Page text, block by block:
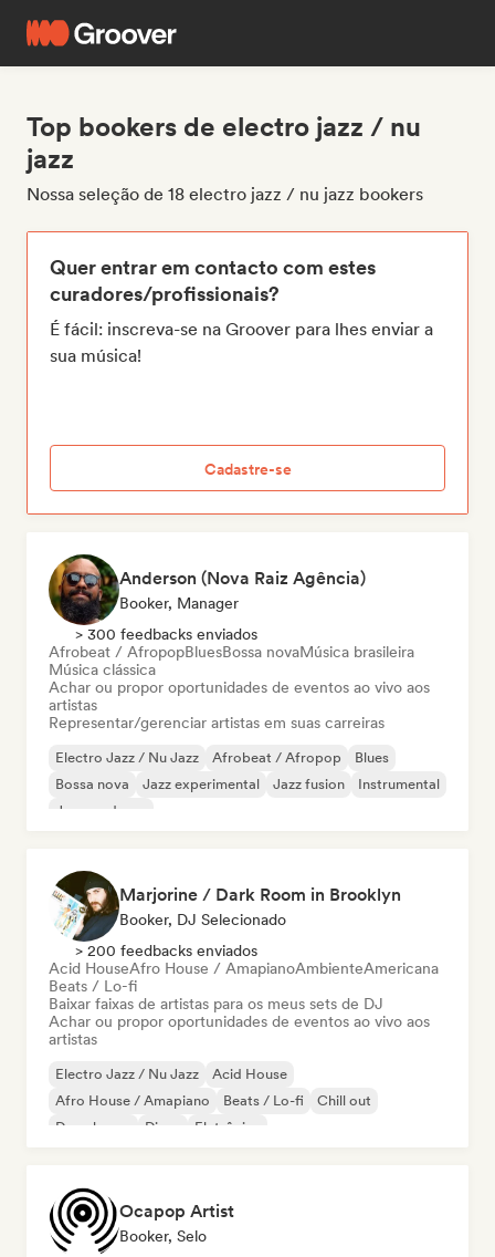
Top bookers de electro jazz / nu
jazz
Nossa seleção de 18 electro jazz / nu jazz bookers
Quer entrar em contacto com estes
curadores/profissionais?
É fácil: inscreva-se na Groover para lhes enviar a
sua música!
Cadastre-se
Anderson (Nova Raiz Agência)
Booker, Manager
> 300 feedbacks enviados
Afrobeat / AfropopBluesBossa novaMúsica brasileira
Música clássica
Achar ou propor oportunidades de eventos ao vivo aos
artistas
Representar/gerenciar artistas em suas carreiras
Electro Jazz / Nu Jazz Afrobeat / Afropop
Blues
Bossa nova
Jazz experimental Jazz fusion
Instrumental
Jazz moderno
Marjorine / Dark Room in Brooklyn
Booker, DJ Selecionado
> 200 feedbacks enviados
Acid HouseAfro House / AmapianoAmbienteAmericana
Beats / Lo-fi
Baixar faixas de artistas para os meus sets de DJ
Achar ou propor oportunidades de eventos ao vivo aos
artistas
Electro Jazz / Nu Jazz
Acid House
Afro House / Amapiano
Beats / Lo-fi
Chill out
Deep house
Disco Eletrônica
Ocapop Artist
Booker, Selo